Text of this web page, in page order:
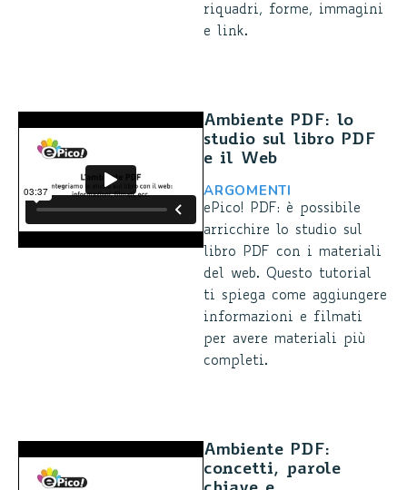
riquadri, forme, immagini
e link.
Ambiente PDF: lo
studio sul libro PDF
e il Web
ARGOMENTI
ePico! PDF: è possibile
arricchire lo studio sul
libro PDF con i materiali
del web. Questo tutorial
ti spiega come aggiungere
informazioni e filmati
per avere materiali più
completi.
Ambiente PDF:
concetti, parole